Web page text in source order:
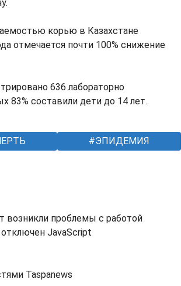
корью в Казахстане
отмечается почти 100% снижение
636 лабораторно
83% составили дети до 14 лет.
ЭПИДЕМИЯ
возникли проблемы с работой
JavaScript
Taspanews